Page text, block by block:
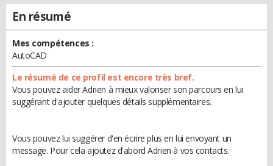
En résumé
Mes compétences :
AutoCAD
Le résumé de ce profil est encore très bref.
Vous pouvez aider Adrien à mieux valoriser son parcours en lui
suggérant d'ajouter quelques détails supplémentaires.
Vous pouvez lui suggérer d'en écrire plus en lui envoyant un
message. Pour cela ajoutez d'abord Adrien à vos contacts.